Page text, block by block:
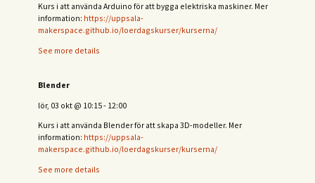
Kurs i att använda Arduino för att bygga elektriska maskiner. Mer
information: https://uppsala-
makerspace.github.io/loerdagskurser/kurserna/
See more details
Blender
lör, 03 okt @ 10:15- 12:00
Kurs i att använda Blender för att skapa 3D-modeller. Mer
information: https://uppsala-
makerspace.github.io/loerdagskurser/kurserna/
See more details